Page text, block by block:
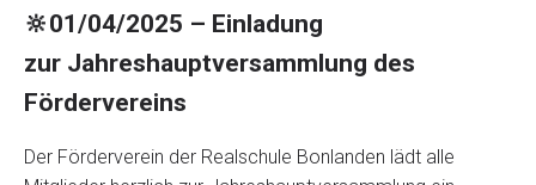
🔆01/04/2025 – Einladung
zur Jahreshauptversammlung des
Fördervereins
Der Förderverein der Realschule Bonlanden lädt alle